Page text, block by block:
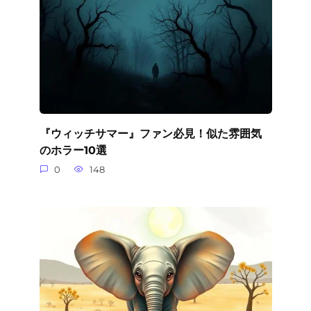
『ウィッチサマー』ファン必見！似た雰囲気
のホラー10選
0 148